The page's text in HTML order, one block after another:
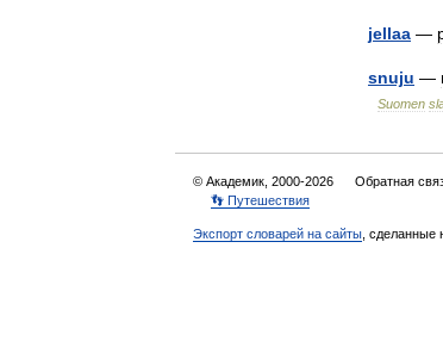
jellaa —
snuju —
Suomen
© Академик, 2000-2026 Обратная
👣 Путешествия
Экспорт словарей на сайты , сделанные